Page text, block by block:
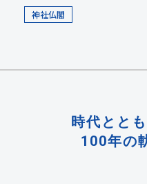
神社仏閣
時代とと
100年の